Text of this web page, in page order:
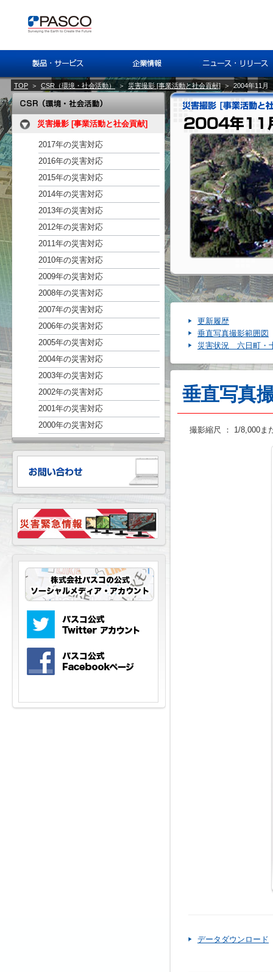
TOP ＞ CSR（環境・社会活動） ＞ 災害撮影 [事業活動と社会貢献] ＞ 2004年11月
災害撮影 [事業活動と社会貢献]
2017年の災害対応
2016年の災害対応
2015年の災害対応
2014年の災害対応
2013年の災害対応
2012年の災害対応
2011年の災害対応
2010年の災害対応
2009年の災害対応
2008年の災害対応
2007年の災害対応
2006年の災害対応
2005年の災害対応
2004年の災害対応
2003年の災害対応
2002年の災害対応
2001年の災害対応
2000年の災害対応
更新履歴
垂直写真撮影範囲図
災害状況 六日町・
垂直写真
撮影縮尺 ： 1/8,000ま
データダウンロード